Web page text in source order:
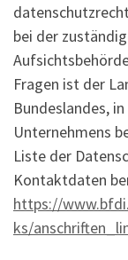
bei der
Fragen ist der
Bundeslandes,
Unternehmens
Liste der
Kontaktdaten
https://
ks/